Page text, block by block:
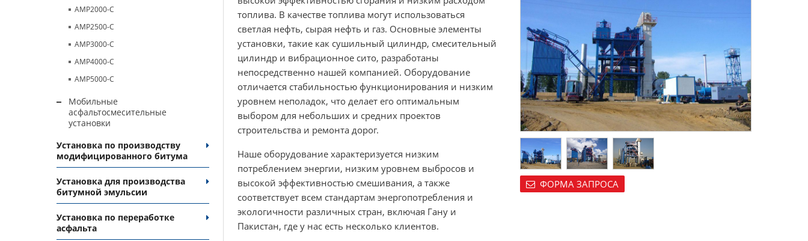
ФОРМА ЗАПРОСА
топлива. В качестве топлива могут использоваться
светлая нефть, сырая нефть и газ. Основные элементы
установки, такие как сушильный цилиндр, смесительный
цилиндр и вибрационное сито, разработаны
непосредственно нашей компанией. Оборудование
отличается стабильностью функционирования и низким
уровнем неполадок, что делает его оптимальным
выбором для небольших и средних проектов
строительства и ремонта дорог.
Наше оборудование характеризуется низким
потреблением энергии, низким уровнем выбросов и
высокой эффективностью смешивания, а также
соответствует всем стандартам энергопотребления и
экологичности различных стран, включая Гану и
Пакистан, где у нас есть несколько клиентов.
AMP2000-C
AMP2500-C
AMP3000-C
AMP4000-C
AMP5000-C
Мобильные
асфальтосмесительные
установки
Установка по производству
модифицированного битума
Установка для производства
битумной эмульсии
Установка по переработке
асфальта